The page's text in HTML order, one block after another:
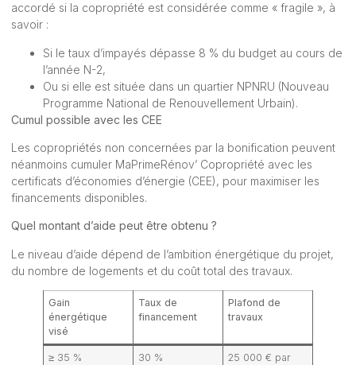
accordé si la copropriété est considérée comme « fragile », à
savoir :
Si le taux d’impayés dépasse 8 % du budget au cours de
l’année N-2,
Ou si elle est située dans un quartier NPNRU (Nouveau
Programme National de Renouvellement Urbain).
Cumul possible avec les CEE
Les copropriétés non concernées par la bonification peuvent
néanmoins cumuler MaPrimeRénov’ Copropriété avec les
certificats d’économies d’énergie (CEE), pour maximiser les
financements disponibles.
Quel montant d’aide peut être obtenu ?
Le niveau d’aide dépend de l’ambition énergétique du projet,
du nombre de logements et du coût total des travaux.
Gain
énergétique
visé
Taux de
financement
Plafond de
travaux
≥ 35 % 30 %
25 000 € par